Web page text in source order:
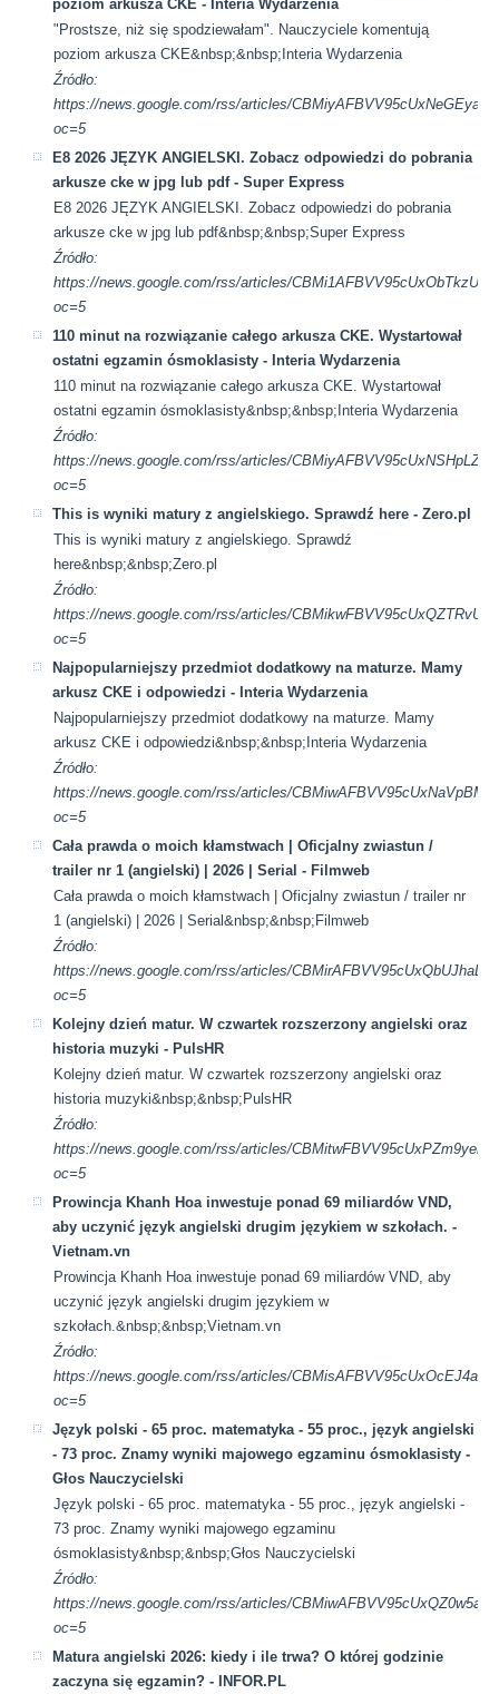
poziom arkusza CKE - Interia Wydarzenia
"Prostsze, niż się spodziewałam". Nauczyciele komentują
poziom arkusza CKE&nbsp;&nbsp;Interia Wydarzenia
Źródło:
https://news.google.com/rss/articles/
oc=5
E8 2026 JĘZYK ANGIELSKI. Zobacz odpowiedzi do pobrania
arkusze cke w jpg lub pdf - Super Express
E8 2026 JĘZYK ANGIELSKI. Zobacz odpowiedzi do pobrania
arkusze cke w jpg lub pdf&nbsp;&nbsp;Super Express
Źródło:
https://news.google.com/rss/articles/
oc=5
110 minut na rozwiązanie całego arkusza CKE. Wystartował
ostatni egzamin ósmoklasisty - Interia Wydarzenia
110 minut na rozwiązanie całego arkusza CKE. Wystartował
ostatni egzamin ósmoklasisty&nbsp;&nbsp;Interia Wydarzenia
Źródło:
https://news.google.com/rss/articles/
oc=5
This is wyniki matury z angielskiego. Sprawdź here - Zero.pl
This is wyniki matury z angielskiego. Sprawdź
here&nbsp;&nbsp;Zero.pl
Źródło:
https://news.google.com/rss/articles/
oc=5
Najpopularniejszy przedmiot dodatkowy na maturze. Mamy
arkusz CKE i odpowiedzi - Interia Wydarzenia
Najpopularniejszy przedmiot dodatkowy na maturze. Mamy
arkusz CKE i odpowiedzi&nbsp;&nbsp;Interia Wydarzenia
Źródło:
https://news.google.com/rss/articles/
oc=5
Cała prawda o moich kłamstwach | Oficjalny zwiastun /
trailer nr 1 (angielski) | 2026 | Serial - Filmweb
Cała prawda o moich kłamstwach | Oficjalny zwiastun / trailer nr
1 (angielski) | 2026 | Serial&nbsp;&nbsp;Filmweb
Źródło:
https://news.google.com/rss/articles/
oc=5
Kolejny dzień matur. W czwartek rozszerzony angielski oraz
historia muzyki - PulsHR
Kolejny dzień matur. W czwartek rozszerzony angielski oraz
historia muzyki&nbsp;&nbsp;PulsHR
Źródło:
https://news.google.com/rss/articles/
oc=5
Prowincja Khanh Hoa inwestuje ponad 69 miliardów VND,
aby uczynić język angielski drugim językiem w szkołach. -
Vietnam.vn
Prowincja Khanh Hoa inwestuje ponad 69 miliardów VND, aby
uczynić język angielski drugim językiem w
szkołach.&nbsp;&nbsp;Vietnam.vn
Źródło:
https://news.google.com/rss/articles/
oc=5
Język polski - 65 proc. matematyka - 55 proc., język angielski
- 73 proc. Znamy wyniki majowego egzaminu ósmoklasisty -
Głos Nauczycielski
Język polski - 65 proc. matematyka - 55 proc., język angielski -
73 proc. Znamy wyniki majowego egzaminu
ósmoklasisty&nbsp;&nbsp;Głos Nauczycielski
Źródło:
https://news.google.com/rss/articles/
oc=5
Matura angielski 2026: kiedy i ile trwa? O której godzinie
zaczyna się egzamin? - INFOR.PL